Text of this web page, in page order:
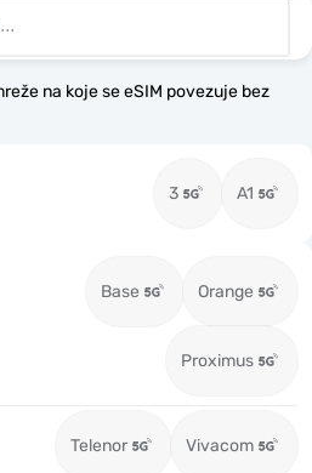
na koje se eSIM povezuje bez
3 A1
Base Orange
Proximus
Telenor Vivacom